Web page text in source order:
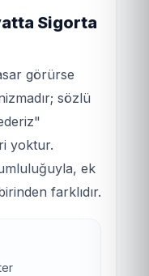
Sigorta
görürse
sözlü
yoktur.
ek
farklıdır.